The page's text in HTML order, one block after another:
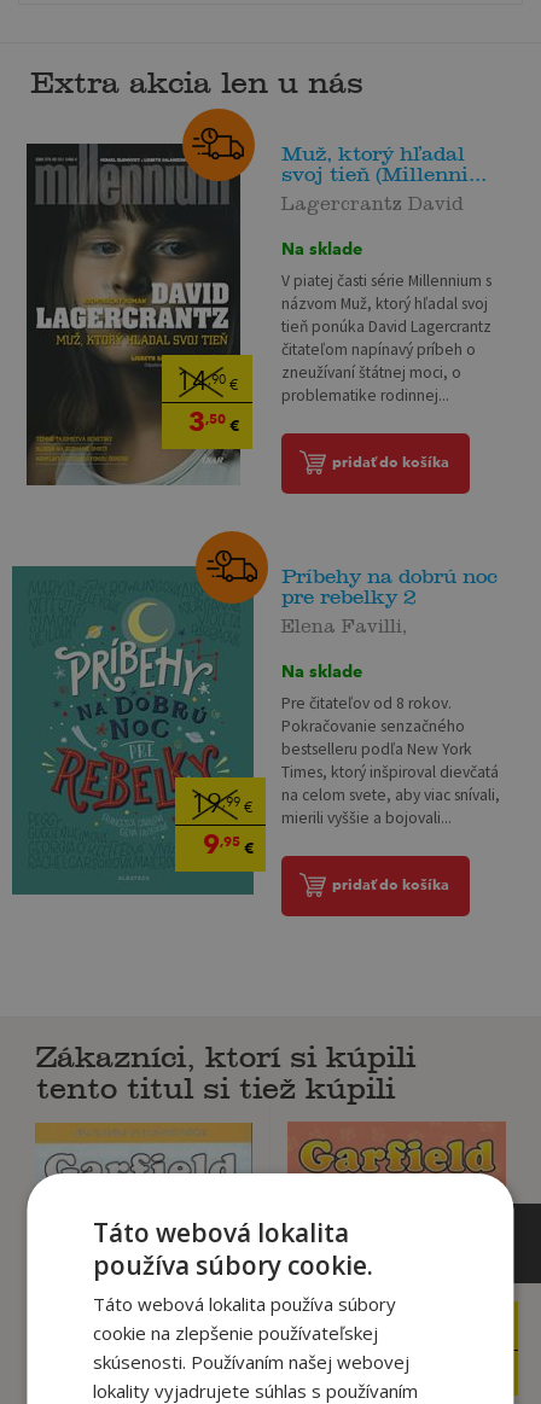
Extra akcia len u nás
14,90 €
3,50 €
Muž, ktorý hľadal
svoj tieň (Millenni...
Lagercrantz David
Na sklade
V piatej časti série Millennium s
názvom Muž, ktorý hľadal svoj
tieň ponúka David Lagercrantz
čitateľom napínavý príbeh o
zneužívaní štátnej moci, o
problematike rodinnej...
pridať do košíka
19,99 €
9,95€
Príbehy na dobrú noc
pre rebelky 2
Elena Favilli,
Na sklade
Pre čitateľov od 8 rokov.
Pokračovanie senzačného
bestselleru podľa New York
Times, ktorý inšpiroval dievčatá
na celom svete, aby viac snívali,
mierili vyššie a bojovali...
pridať do košíka
Zákazníci, ktorí si kúpili
tento titul si tiež kúpili
5 €
5,17€
Táto webová lokalita
používa súbory cookie.
Táto webová lokalita používa súbory
cookie na zlepšenie používateľskej
skúsenosti. Používaním našej webovej
lokality vyjadrujete súhlas s používaním